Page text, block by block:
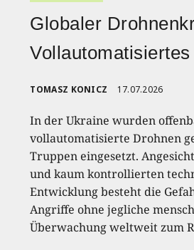
Globaler
Vollautomatisiertes
TOMASZ KONICZ 17.07.2026
In der Ukraine wurden
vollautomatisierte Drohnen
Truppen eingesetzt.
und kaum kontrollierten
Entwicklung besteht die
Angriffe ohne jegliche
Überwachung weltweit zum